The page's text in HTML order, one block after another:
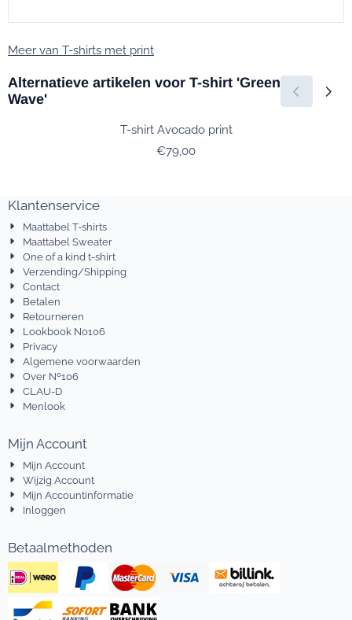
Meer van T-shirts met print
Alternatieve artikelen voor T-shirt 'Green
Wave'
T-shirt Avocado print
Prijs: 79,00
€79,00
Klantenservice
Maattabel T-shirts
Maattabel Sweater
One of a kind t-shirt
Verzending/Shipping
Contact
Betalen
Retourneren
Lookbook No106
Privacy
Algemene voorwaarden
Over Nº106
CLAU-D
Menlook
Mijn Account
Mijn Account
Wijzig Account
Mijn Accountinformatie
Inloggen
Betaalmethoden